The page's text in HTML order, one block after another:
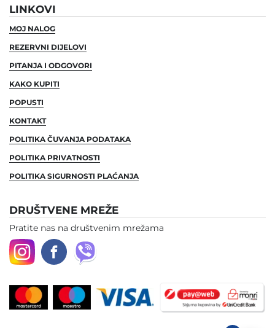
LINKOVI
MOJ NALOG
REZERVNI DIJELOVI
PITANJA I ODGOVORI
KAKO KUPITI
POPUSTI
KONTAKT
POLITIKA ČUVANJA PODATAKA
POLITIKA PRIVATNOSTI
POLITIKA SIGURNOSTI PLAĆANJA
DRUŠTVENE MREŽE
Pratite nas na društvenim mrežama